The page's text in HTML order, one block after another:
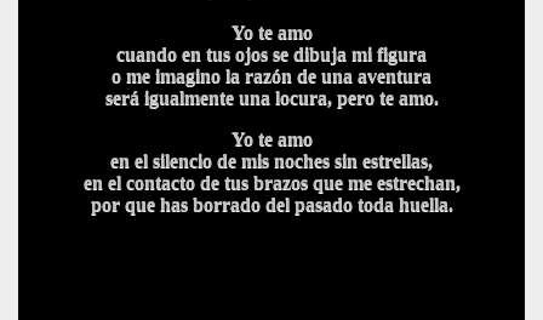
Yo te amo
cuando en tus ojos se dibuja mi figura
o me imagino la razón de una aventura
será igualmente una locura, pero te amo.
Yo te amo
en el silencio de mis noches sin estrellas,
en el contacto de tus brazos que me estrechan,
por que has borrado del pasado toda huella.